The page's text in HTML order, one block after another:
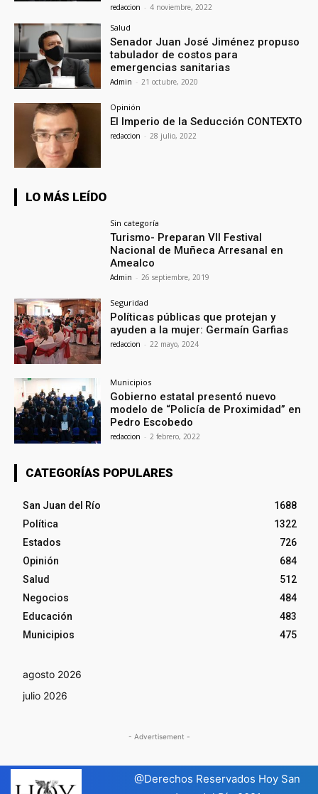
redaccion - 4 noviembre, 2022
Salud
Senador Juan José Jiménez propuso
tabulador de costos para
emergencias sanitarias
Admin - 21 octubre, 2020
Opinión
El Imperio de la Seducción CONTEXTO
redaccion - 28 julio, 2022
LO MÁS LEÍDO
Sin categoría
Turismo- Preparan VII Festival
Nacional de Muñeca Arresanal en
Amealco
Admin - 26 septiembre, 2019
Seguridad
Políticas públicas que protejan y
ayuden a la mujer: Germaín Garfias
redaccion - 22 mayo, 2024
Municipios
Gobierno estatal presentó nuevo
modelo de “Policía de Proximidad” en
Pedro Escobedo
redaccion - 2 febrero, 2022
CATEGORÍAS POPULARES
San Juan del Río
1688
Política
1322
Estados
726
Opinión
684
Salud
512
Negocios
484
Educación
483
Municipios
475
agosto 2026
julio 2026
- Advertisement -
@Derechos Reservados Hoy San